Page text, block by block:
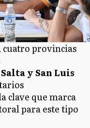
cuatro provincias
y San Luis
clave que marca
para este tipo